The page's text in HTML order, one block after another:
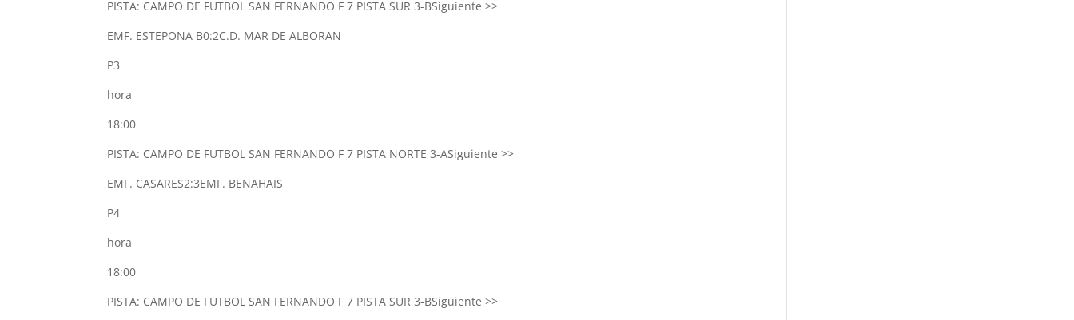
PISTA: CAMPO DE FUTBOL SAN FERNANDO F 7 PISTA SUR 3-BSiguiente >>
EMF. ESTEPONA B0:2C.D. MAR DE ALBORAN
P3
hora
18:00
PISTA: CAMPO DE FUTBOL SAN FERNANDO F 7 PISTA NORTE 3-ASiguiente >>
EMF. CASARES2:3EMF. BENAHAIS
P4
hora
18:00
PISTA: CAMPO DE FUTBOL SAN FERNANDO F 7 PISTA SUR 3-BSiguiente >>